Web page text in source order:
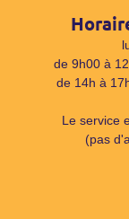
de 9h00 à
de 14h à
Le service
(pas